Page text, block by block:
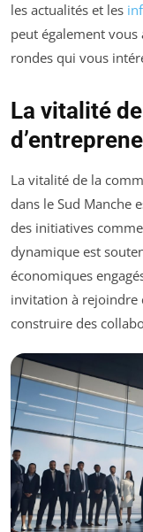
les actualités et les
peut également
rondes qui vous
La vitalité
La vitalité de la
dans le Sud Manche
des initiatives
dynamique est
économiques
invitation à rejoindre
construire des